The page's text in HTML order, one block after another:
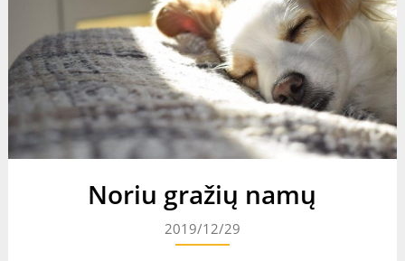
Noriu gražių namų
2019/12/29